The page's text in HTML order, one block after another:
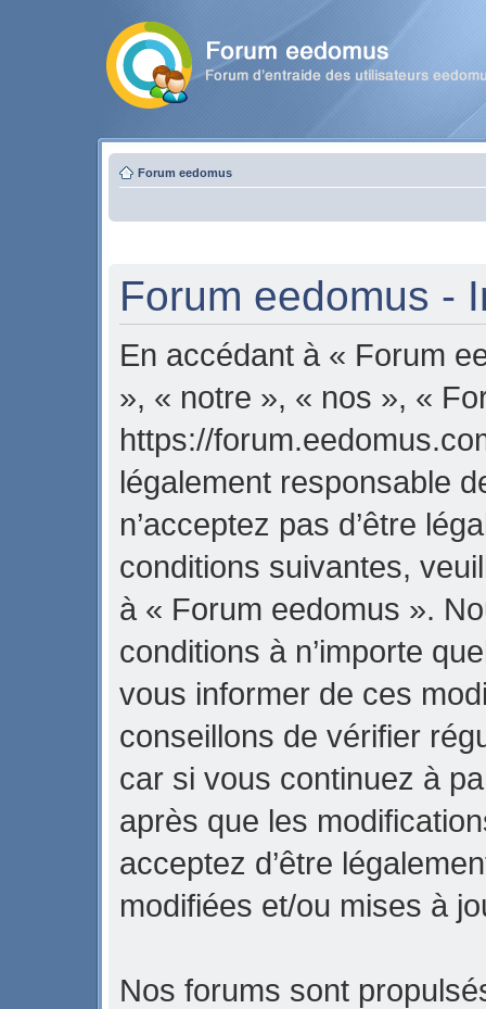
Forum eedomus
Forum eedomus -
En accédant à « Forum
», « notre », « nos », «
https://
légalement responsable
n’acceptez pas d’être
conditions suivantes,
à « Forum eedomus ».
conditions à n’importe
vous informer de ces
conseillons de vérifier
car si vous continuez à
après que les
acceptez d’être
modifiées et/ou mises à
Nos forums sont